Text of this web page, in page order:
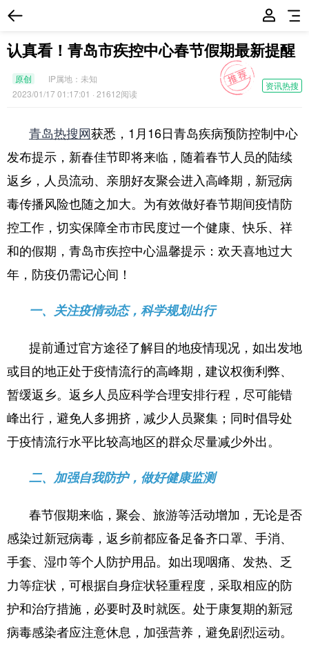
认真看！青岛市疾控中心春节假期最新提醒
资讯热搜
原创 IP属地： 未知
2023/01/17 01:17:01 · 21612阅读
青岛热搜网获悉，1月16日青岛疾病预防控制中心
发布提示，新春佳节即将来临，随着春节人员的陆续
返乡，人员流动、亲朋好友聚会进入高峰期，新冠病
毒传播风险也随之加大。为有效做好春节期间疫情防
控工作，切实保障全市市民度过一个健康、快乐、祥
和的假期，青岛市疾控中心温馨提示： 欢天喜地过大
年，防疫仍需记心间！
一、关注疫情动态，科学规划出行
提前通过官方途径了解目的地疫情现况，如出发地
或目的地正处于疫情流行的高峰期，建议权衡利弊、
暂缓返乡。返乡人员应科学合理安排行程，尽可能错
峰出行，避免人多拥挤，减少人员聚集；同时倡导处
于疫情流行水平比较高地区的群众尽量减少外出。
二、加强自我防护，做好健康监测
春节假期来临，聚会、旅游等活动增加，无论是否
感染过新冠病毒，返乡前都应备足备齐口罩、手消、
手套、湿巾等个人防护用品。如出现咽痛、发热、乏
力等症状，可根据自身症状轻重程度，采取相应的防
护和治疗措施，必要时及时就医。处于康复期的新冠
病毒感染者应注意休息，加强营养，避免剧烈运动。